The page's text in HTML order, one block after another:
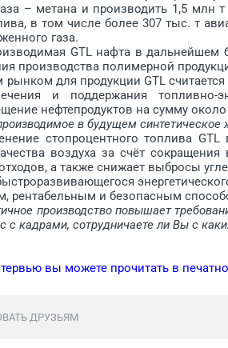
– метана и производить 1,5 млн
в том чис­ле более 307 тыс. т
газа.
GTL наф­та в дальнейшем
производства полимерной
для продукции GTL считается
и поддержания топливно-
нефтепродуктов на сумму
в будущем синтетическое
стопроцентного топлива GTL в
воздуха за счёт
а также снижает выбросы
рентабельным и безопасным
производство повышает
с кадрами, сотрудничаете ли Вы с
вы можете прочитать в
ДРУЗЬЯМ